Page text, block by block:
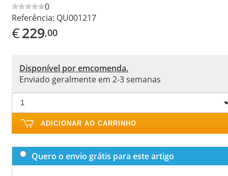
0
Referência: QU001217
€229,00
Disponível por emcomenda.
Enviado geralmente em 2-3 semanas
ADICIONAR AO CARRINHO
Quero o envio grátis para este artigo